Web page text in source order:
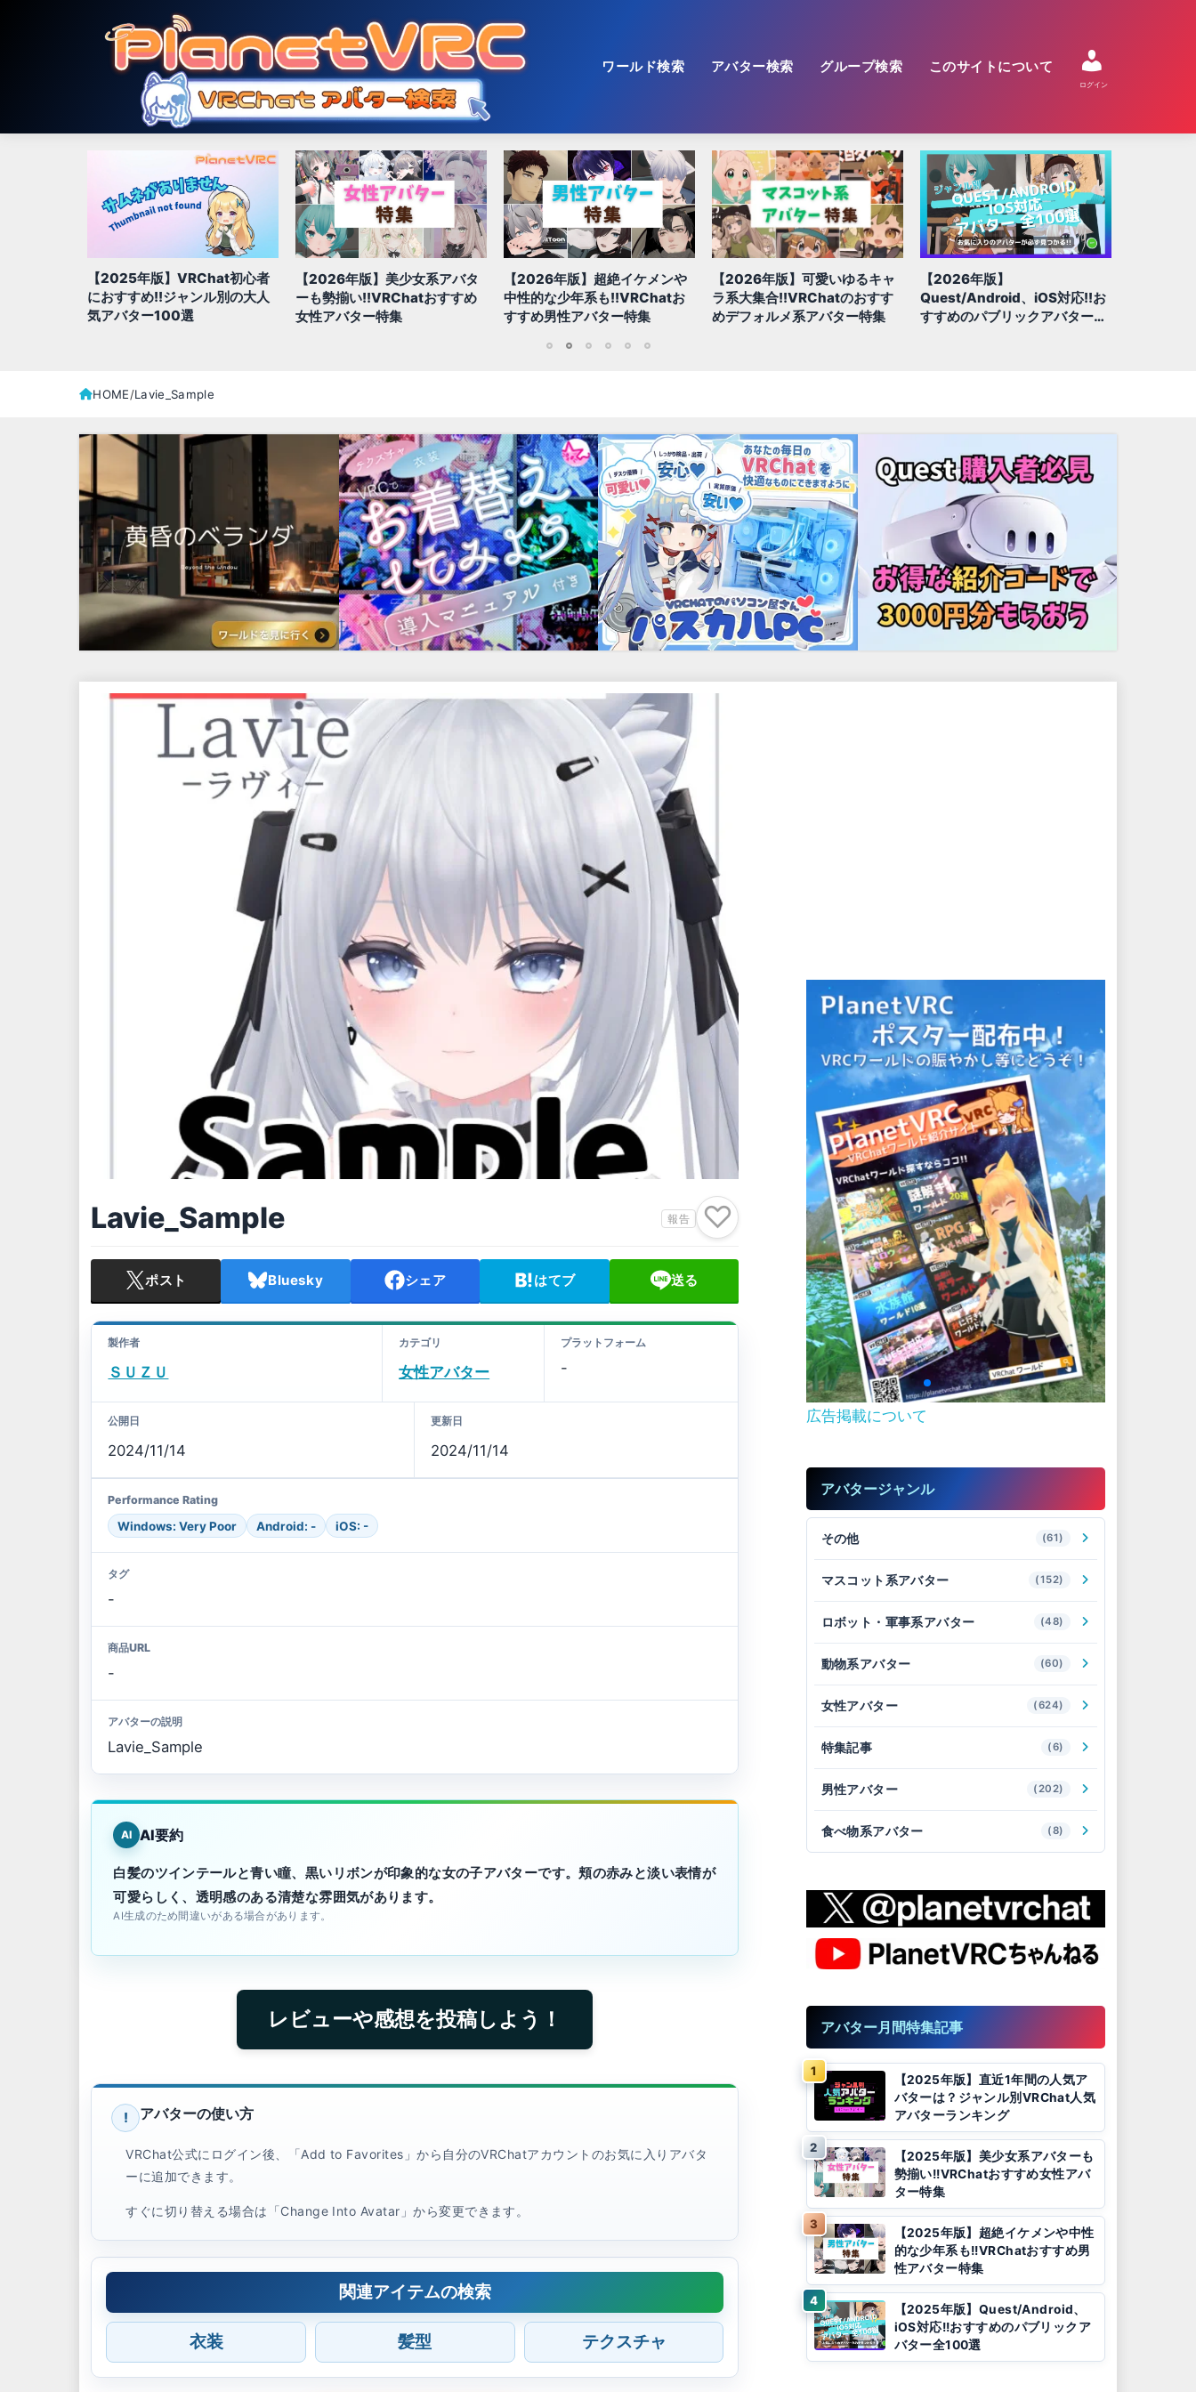
ワールド検索 アバター検索 グループ検索 このサイトについて
ログイン
【2025年版】VRChat初心者
におすすめ!!ジャンル別の大人
気アバター100選
【2026年版】美少女系アバタ
ーも勢揃い!!VRChatおすすめ
女性アバター特集
【2026年版】超絶イケメンや
中性的な少年系も!!VRChatお
すすめ男性アバター特集
【2026年版】可愛いゆるキャ
ラ系大集合!!VRChatのおすす
めデフォルメ系アバター特集
【2026年版】
Quest/Android、iOS対応!!お
すすめのパブリックアバター全
HOME Lavie_Sample
Lavie_Sample 報告 ♡
ポスト Bluesky シェア はてブ 送る
製作者
ＳＵＺＵ
カテゴリ
女性アバター
プラットフォーム
-
公開日
2024/11/14
更新日
2024/11/14
Performance Rating
Windows: Very Poor Android: - iOS: -
タグ
-
商品URL
-
アバターの説明
Lavie_Sample
AI AI要約
白髪のツインテールと青い瞳、黒いリボンが印象的な女の子アバターです。頬の赤みと淡い表情が
可愛らしく、透明感のある清楚な雰囲気があります。
AI生成のため間違いがある場合があります。
レビューや感想を投稿しよう！
! アバターの使い方
VRChat公式にログイン後、「Add to Favorites」から自分のVRChatアカウントのお気に入りアバタ
ーに追加できます。
すぐに切り替える場合は「Change Into Avatar」から変更できます。
関連アイテムの検索
衣装 髪型 テクスチャ
広告掲載について
アバタージャンル
その他 (61)
マスコット系アバター (152)
ロボット・軍事系アバター (48)
動物系アバター (60)
女性アバター (624)
特集記事 (6)
男性アバター (202)
食べ物系アバター (8)
アバター月間特集記事
【2025年版】直近1年間の人気ア
バターは？ジャンル別VRChat人気
アバターランキング
【2025年版】美少女系アバターも
勢揃い!!VRChatおすすめ女性アバ
ター特集
【2025年版】超絶イケメンや中性
的な少年系も!!VRChatおすすめ男
性アバター特集
【2025年版】Quest/Android、
iOS対応!!おすすめのパブリックア
バター全100選